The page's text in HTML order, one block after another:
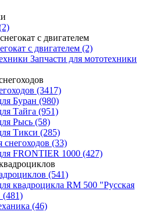
с двигателем (2)
Запчасти для мототехники
(3417)
Буран (980)
Тайга (951)
Рысь (58)
Тикси (285)
снегоходов (33)
FRONTIER 1000 (427)
(541)
квадроцикла RM 500 "Русская
(481)
(46)